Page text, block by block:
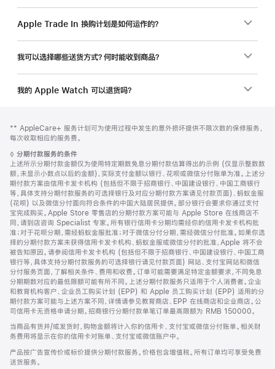
Apple Trade In 换购计划是如何运作的？
我可以选择哪些送货方式？何时能收到商品？
我的 Apple Watch 可以退货吗？
页
页
脚
脚
注
** AppleCare+ 服务计划可为使用过程中发生的意外损坏提供不限次数的保修服务，
每次收取相应的服务费。
脚
注
◊ 分期付款服务的条件
上述所示分期付款金额仅为使用特定期数免息分期付款估算得出的示例 (仅显示整数数
额，未显示小数点以后的金额)，实际支付金额以银行、花呗或微信分付账单为准。上述分
期付款方案由信用卡发卡机构 (包括但不限于招商银行、中国建设银行、中国工商银行
等，具体支持分期付款服务的可选择银行及对应分期付款方案请见付款页面)、蚂蚁金服
(花呗) 以及微信分付面向符合条件的中国大陆居民提供。部分银行会要求你通过支付
宝完成购买。Apple Store 零售店的分期付款方案可能与 Apple Store 在线商店不
同，请到店咨询 Specialist 专家。所有银行信用卡分期均需经你的信用卡发卡机构批
准；对于花呗分期，需经蚂蚁金服批准；对于微信分付分期，需经微信分付批准。如果你选
择的分期付款方案未获得信用卡发卡机构、蚂蚁金服或微信分付的批准，Apple 将不会
被告知原因。请参阅信用卡发卡机构 (包括但不限于招商银行、中国建设银行、中国工商
银行等，具体支持分期付款服务的可选择银行请见付款页面) 网站、支付宝网站和微信
分付服务页面，了解相关条件、费用和收费。订单可能需要满足特定金额要求，不同免息
分期期数对应的最低限额可能有所不同。上述分期付款服务只适用于个人消费者。企业
和教育机构客户、企业员工购买计划 (EPP) 和 Apple 员工购买计划 (EPP) 适用的分
期付款方案可能与上述方案不同，详情请参见教育商店、EPP 在线商店和企业商店。公
司信用卡无资格申请分期。招商银行分期付款单笔订单最高限额为 RMB 150000。
当商品有货并/或发货时，购物金额将计入你的信用卡、支付宝或微信分付账单。相关财
务费用将显示在你的信用卡对账单、支付宝或微信账户中。
产品按广告宣传价或标价提供分期付款服务。价格包含增值税。所有订单均可享受免费
送货服务。